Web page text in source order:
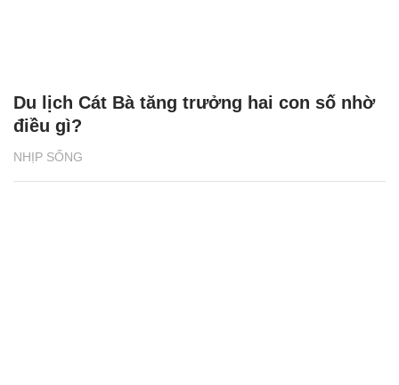
NHỊP SỐNG
Du lịch Cát Bà tăng trưởng hai con số nhờ
điều gì?